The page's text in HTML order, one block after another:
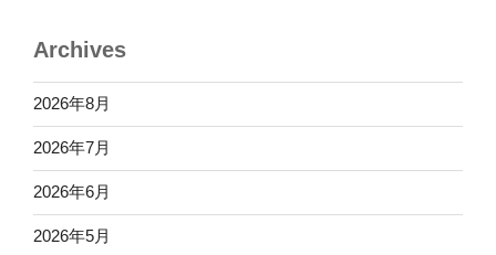
Archives
2026年8月
2026年7月
2026年6月
2026年5月